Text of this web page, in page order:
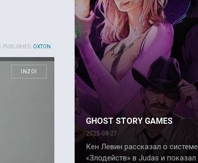
PUBLISHED: OXTON
INZOI
GHOST STORY GAMES
2025-08-27
Кен Левин рассказал о системе
«Злодейств» в Judas и показал